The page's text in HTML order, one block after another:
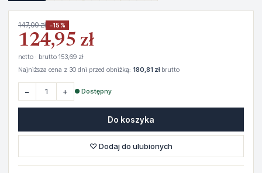
147,00 zł −15%
124,95 zł
netto · brutto 153,69 zł
Najniższa cena z 30 dni przed obniżką: 180,81 złbrutto
− + ● Dostępny
Do koszyka
♡ Dodaj do ulubionych